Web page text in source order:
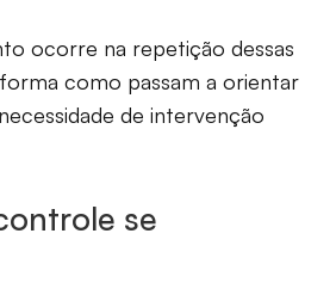
ocorre na repetição dessas
como passam a orientar
de intervenção
se